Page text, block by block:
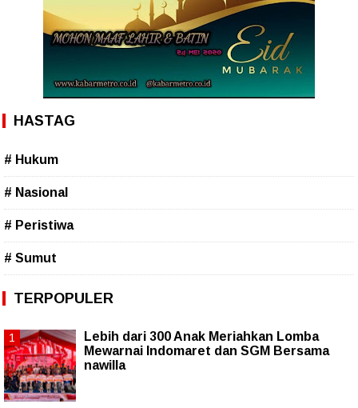
HASTAG
# Hukum
# Nasional
# Peristiwa
# Sumut
TERPOPULER
Lebih dari 300 Anak Meriahkan Lomba
Mewarnai Indomaret dan SGM Bersama
nawilla